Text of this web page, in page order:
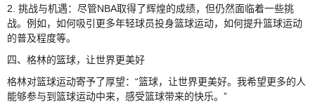
2. 挑战与机遇：尽管NBA取得了辉煌的成绩，但仍然面临着一些挑
战。例如，如何吸引更多年轻球员投身篮球运动，如何提升篮球运动
的普及程度等。
四、格林的篮球，让世界更美好
格林对篮球运动寄予了厚望：“篮球，让世界更美好。我希望更多的人
能够参与到篮球运动中来，感受篮球带来的快乐。”